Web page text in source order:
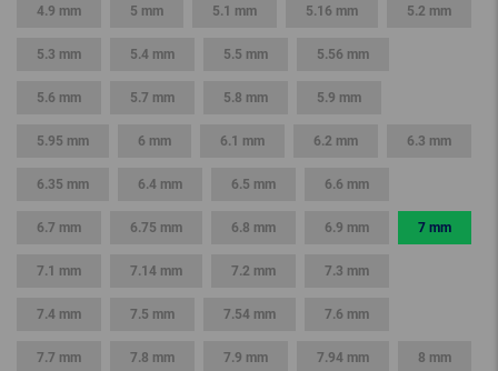
4.9 mm 5 mm 5.1 mm 5.16 mm 5.2 mm
5.3 mm 5.4 mm 5.5 mm 5.56 mm
5.6 mm 5.7 mm 5.8 mm 5.9 mm
5.95 mm 6 mm 6.1 mm 6.2 mm 6.3 mm
6.35 mm 6.4 mm 6.5 mm 6.6 mm
6.7 mm 6.75 mm 6.8 mm 6.9 mm 7 mm
7.1 mm 7.14 mm 7.2 mm 7.3 mm
7.4 mm 7.5 mm 7.54 mm 7.6 mm
7.7 mm 7.8 mm 7.9 mm 7.94 mm 8 mm